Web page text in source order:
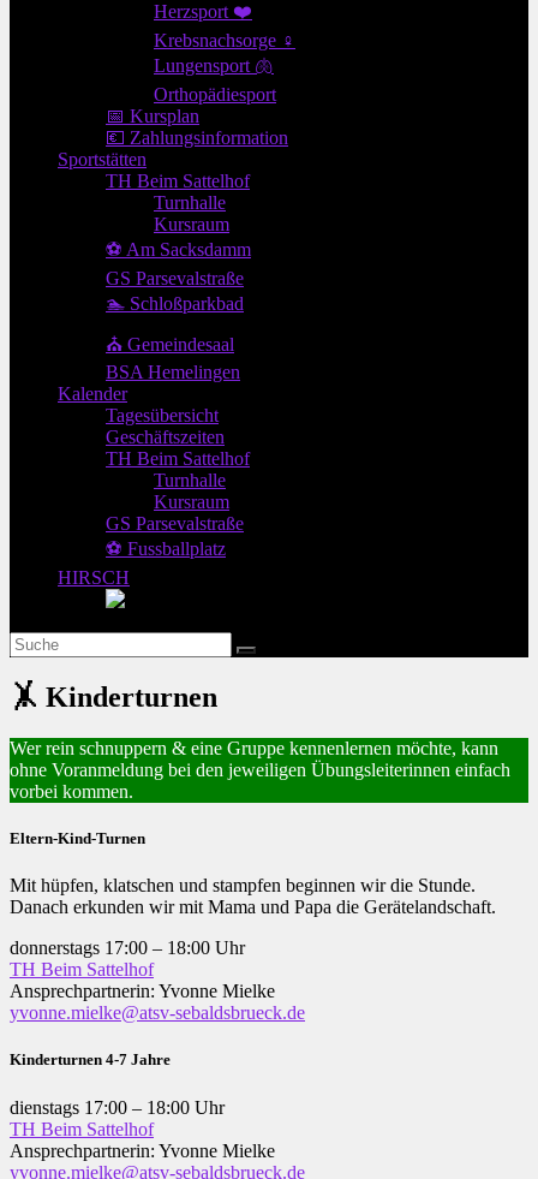
Herzsport ❤️
Krebsnachsorge ♀
Lungensport 🫁
Orthopädiesport
📅 Kursplan
💶 Zahlungsinformation
Sportstätten
TH Beim Sattelhof
Turnhalle
Kursraum
⚽ Am Sacksdamm
GS Parsevalstraße
🏊 Schloßparkbad
⛪ Gemeindesaal
BSA Hemelingen
Kalender
Tagesübersicht
Geschäftszeiten
TH Beim Sattelhof
Turnhalle
Kursraum
GS Parsevalstraße
⚽ Fussballplatz
HIRSCH
🤸 Kinderturnen
Wer rein schnuppern & eine Gruppe kennenlernen möchte, kann
ohne Voranmeldung bei den jeweiligen Übungsleiterinnen einfach
vorbei kommen.
Eltern-Kind-Turnen
Mit hüpfen, klatschen und stampfen beginnen wir die Stunde.
Danach erkunden wir mit Mama und Papa die Gerätelandschaft.
donnerstags 17:00 – 18:00 Uhr
TH Beim Sattelhof
Ansprechpartnerin: Yvonne Mielke
yvonne.mielke@atsv-sebaldsbrueck.de
Kinderturnen 4-7 Jahre
dienstags 17:00 – 18:00 Uhr
TH Beim Sattelhof
Ansprechpartnerin: Yvonne Mielke
yvonne.mielke@atsv-sebaldsbrueck.de